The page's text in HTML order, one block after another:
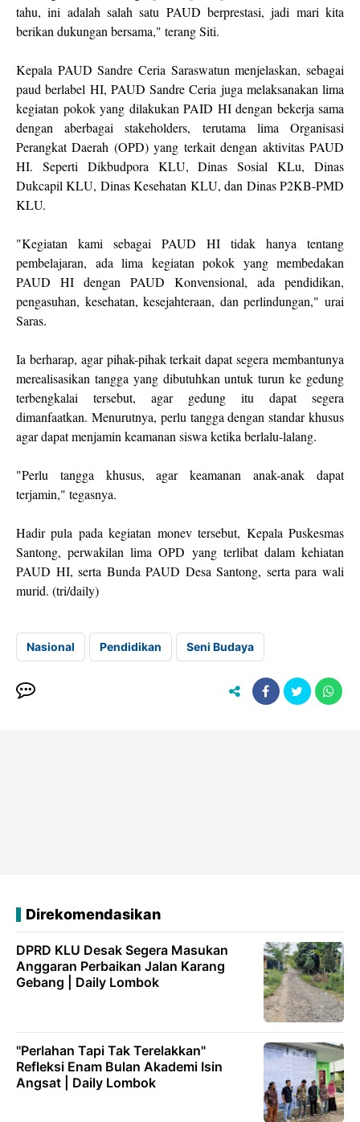
tahu, ini adalah salah satu PAUD berprestasi, jadi mari kita
berikan dukungan bersama," terang Siti.
Kepala PAUD Sandre Ceria Saraswatun menjelaskan, sebagai
paud berlabel HI, PAUD Sandre Ceria juga melaksanakan lima
kegiatan pokok yang dilakukan PAID HI dengan bekerja sama
dengan aberbagai stakeholders, terutama lima Organisasi
Perangkat Daerah (OPD) yang terkait dengan aktivitas PAUD
HI. Seperti Dikbudpora KLU, Dinas Sosial KLu, Dinas
Dukcapil KLU, Dinas Kesehatan KLU, dan Dinas P2KB-PMD
KLU.
"Kegiatan kami sebagai PAUD HI tidak hanya tentang
pembelajaran, ada lima kegiatan pokok yang membedakan
PAUD HI dengan PAUD Konvensional, ada pendidikan,
pengasuhan, kesehatan, kesejahteraan, dan perlindungan," urai
Saras.
Ia berharap, agar pihak-pihak terkait dapat segera membantunya
merealisasikan tangga yang dibutuhkan untuk turun ke gedung
terbengkalai tersebut, agar gedung itu dapat segera
dimanfaatkan. Menurutnya, perlu tangga dengan standar khusus
agar dapat menjamin keamanan siswa ketika berlalu-lalang.
"Perlu tangga khusus, agar keamanan anak-anak dapat
terjamin," tegasnya.
Hadir pula pada kegiatan monev tersebut, Kepala Puskesmas
Santong, perwakilan lima OPD yang terlibat dalam kehiatan
PAUD HI, serta Bunda PAUD Desa Santong, serta para wali
murid. (tri/daily)
Nasional Pendidikan Seni Budaya
Direkomendasikan
DPRD KLU Desak Segera Masukan
Anggaran Perbaikan Jalan Karang
Gebang | Daily Lombok
"Perlahan Tapi Tak Terelakkan"
Refleksi Enam Bulan Akademi Isin
Angsat | Daily Lombok